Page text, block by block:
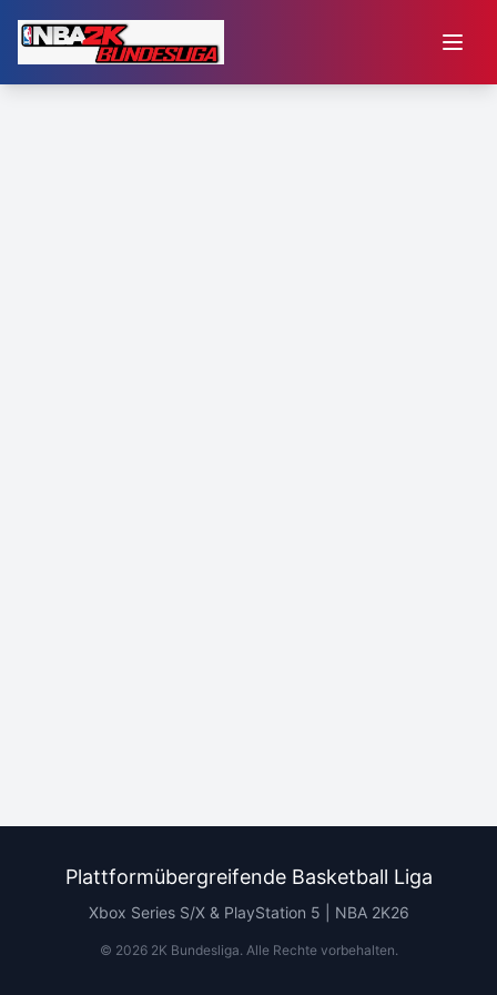
Plattformübergreifende Basketball Liga
Xbox Series S/X & PlayStation 5 | NBA 2K26
© 20262K Bundesliga. Alle Rechte vorbehalten.